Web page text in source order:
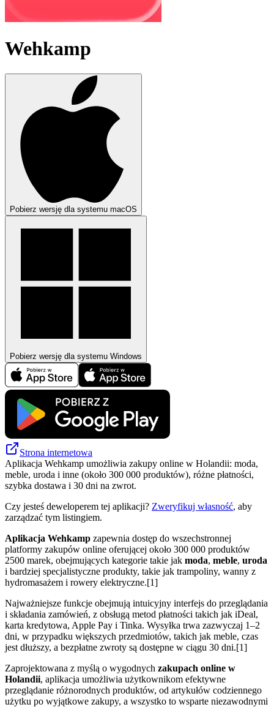
Wehkamp
Pobierz wersję dla systemu macOS
Pobierz wersję dla systemu Windows
Strona internetowa
Aplikacja Wehkamp umożliwia zakupy online w Holandii: moda,
meble, uroda i inne (około 300 000 produktów), różne płatności,
szybka dostawa i 30 dni na zwrot.
Czy jesteś deweloperem tej aplikacji? Zweryfikuj własność, aby
zarządzać tym listingiem.
Aplikacja Wehkamp zapewnia dostęp do wszechstronnej
platformy zakupów online oferującej około 300 000 produktów
2500 marek, obejmujących kategorie takie jak moda, meble, uroda
i bardziej specjalistyczne produkty, takie jak trampoliny, wanny z
hydromasażem i rowery elektryczne.[1]
Najważniejsze funkcje obejmują intuicyjny interfejs do przeglądania
i składania zamówień, z obsługą metod płatności takich jak iDeal,
karta kredytowa, Apple Pay i Tinka. Wysyłka trwa zazwyczaj 1–2
dni, w przypadku większych przedmiotów, takich jak meble, czas
jest dłuższy, a bezpłatne zwroty są dostępne w ciągu 30 dni.[1]
Zaprojektowana z myślą o wygodnych zakupach online w
Holandii, aplikacja umożliwia użytkownikom efektywne
przeglądanie różnorodnych produktów, od artykułów codziennego
użytku po wyjątkowe zakupy, a wszystko to wsparte niezawodnymi